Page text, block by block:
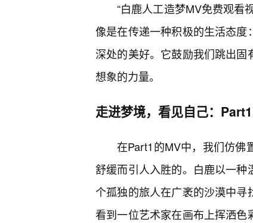
“白鹿人工造梦MV免费观看
像是在传递一种积极的生活态
深处的美好。它鼓励我们跳出
想象的力量。
走进梦境，看见自己：
在Part1的MV中，我们仿佛
舒缓而引人入胜的。白鹿以一
个孤独的旅人在广袤的沙漠中
看到一位艺术家在画布上挥洒